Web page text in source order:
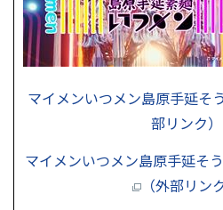
マイメンいつメン島原手延そ
部リンク）
マイメンいつメン島原手延そ
（外部リン